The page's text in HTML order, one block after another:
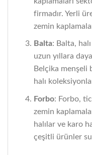
firmadır. Yerli
zemin
Balta: Balta,
uzun yıllara
Belçika menşeli
halı
Forbo: Forbo,
zemin
halılar ve karo
çeşitli ürünler